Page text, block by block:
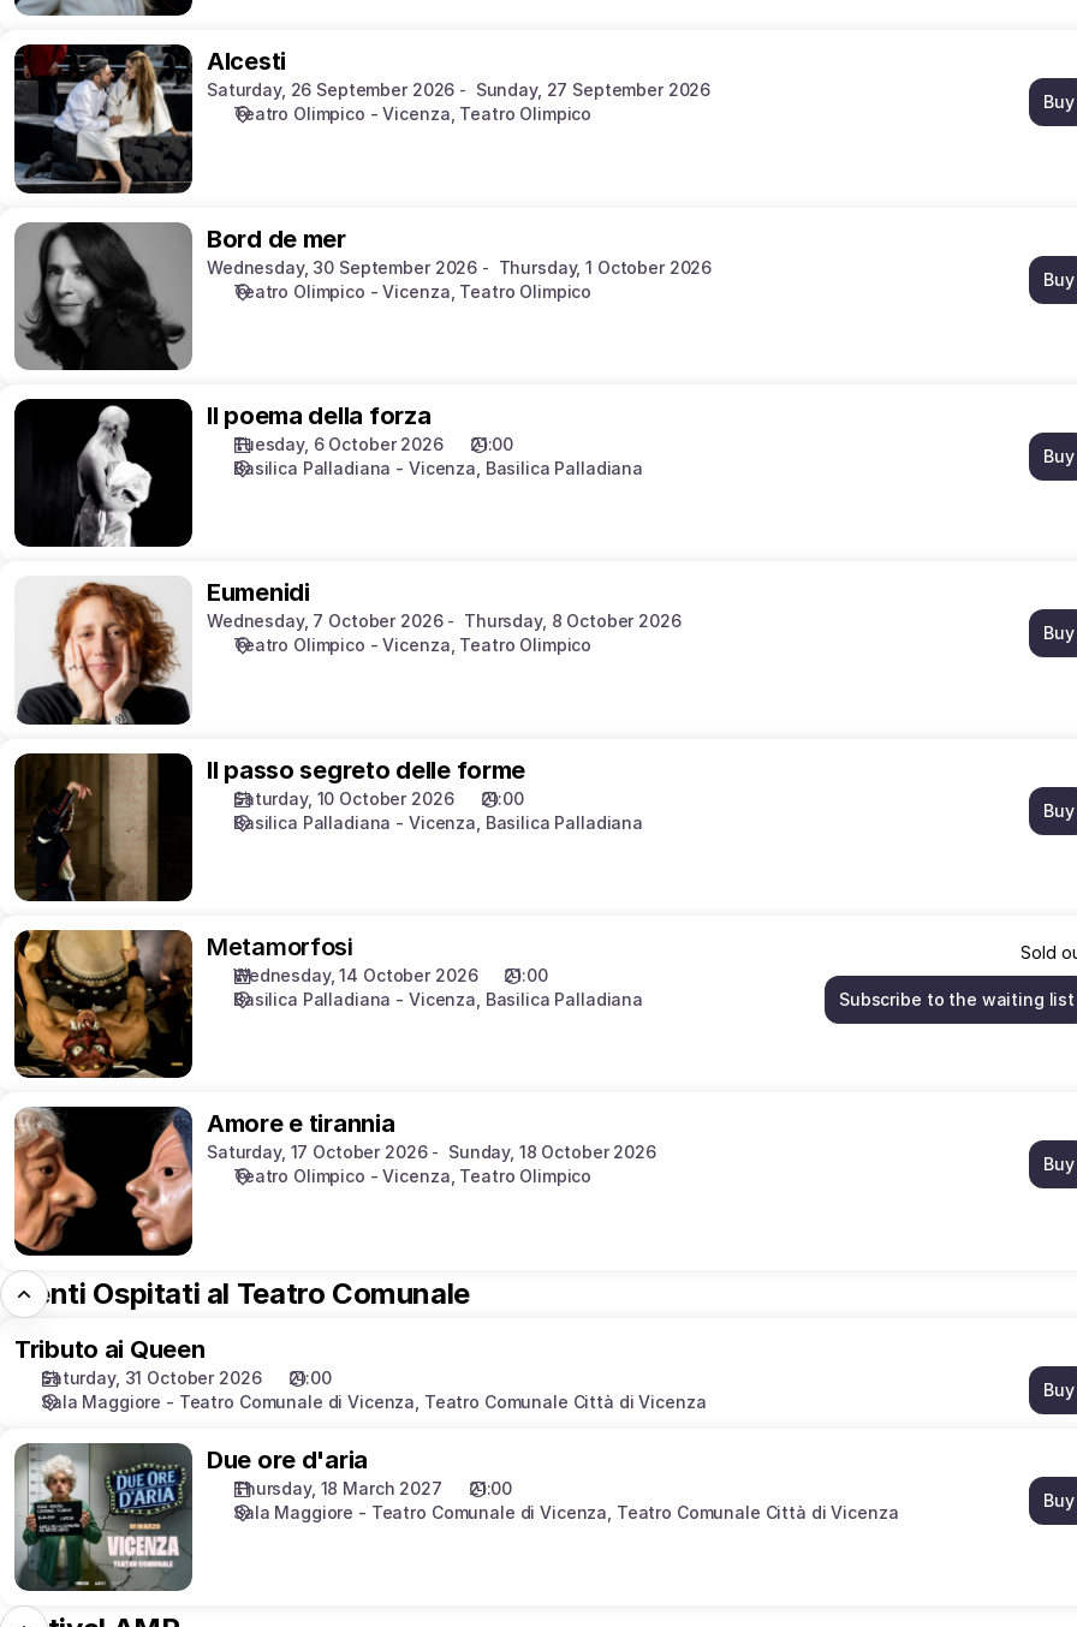
Alcesti Alcesti
Saturday, 26 September 2026
Sunday, 27 September 2026
Teatro Olimpico - Vicenza Teatro Olimpico
Buy
Bord
mer
Bord de mer
Wednesday, 30 September 2026
Thursday, 1 October 2026
Teatro Olimpico - Vicenza Teatro Olimpico
Buy
Il
Il poema della forza
Tuesday, 6 October 2026
21:00
Basilica Palladiana - Vicenza Basilica Palladiana
Buy
Eumenidi Eumenidi
Wednesday, 7 October 2026
Thursday, 8 October 2026
Teatro Olimpico - Vicenza Teatro Olimpico
Buy
Il
passo
segreto
delle
forme
Il passo segreto delle forme
Saturday, 10 October 2026
21:00
Basilica Palladiana - Vicenza Basilica Palladiana
Buy
Metamorfosi Metamorfosi
Wednesday, 14 October 2026
21:00
Basilica Palladiana - Vicenza Basilica Palladiana
Sold
Subscribe to the waiting list
Amore
e
tirannia
Amore e tirannia
Saturday, 17 October 2026
Sunday, 18 October 2026
Teatro Olimpico - Vicenza Teatro Olimpico
Buy
Eventi Ospitati al Teatro Comunale
Tributo
Queen
Tributo ai Queen
Saturday, 31 October 2026
21:00
Sala Maggiore - Teatro Comunale di Vicenza Teatro Comunale Città di Vicenza
Buy
Due
ore
d'aria
Due ore d'aria
Thursday, 18 March 2027
21:00
Sala Maggiore - Teatro Comunale di Vicenza Teatro Comunale Città di Vicenza
Buy